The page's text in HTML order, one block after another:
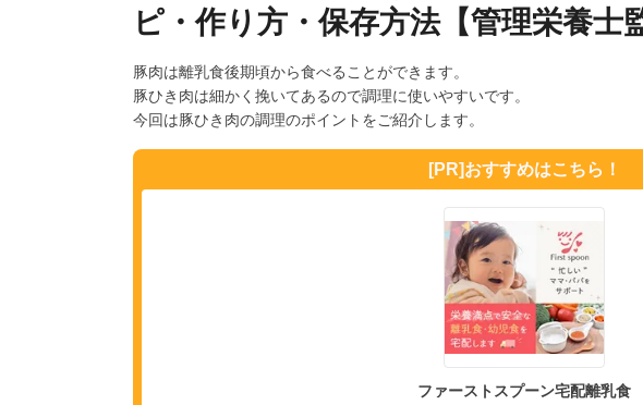
ピ・作り方・保存方法【管理栄養士
豚肉は離乳食後期頃から食べることができます。
豚ひき肉は細かく挽いてあるので調理に使いやすいです。
今回は豚ひき肉の調理のポイントをご紹介します。
[PR]おすすめはこちら！
ファーストスプーン宅配離乳食